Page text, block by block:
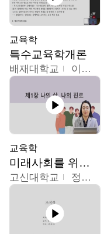
교육학
특수교육학개론
배재대학교 이현주
교육학
미래사회를 위한 진로 탐색 및 설계
고신대학교 정주영